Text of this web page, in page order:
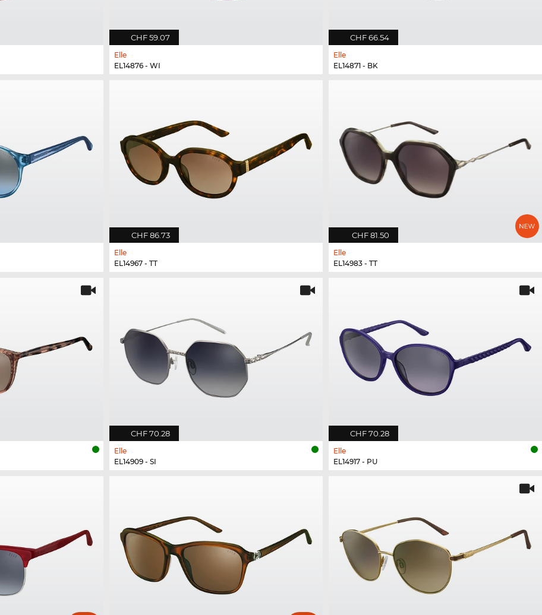
CHF 59.07
Elle
EL14876 - WI
CHF 66.54
Elle
EL14871 - BK
CHF 86.73
Elle
EL14967 - TT
CHF 81.50
Elle
EL14983 - TT
CHF 70.28
Elle
EL14909 - SI
CHF 70.28
Elle
EL14917 - PU